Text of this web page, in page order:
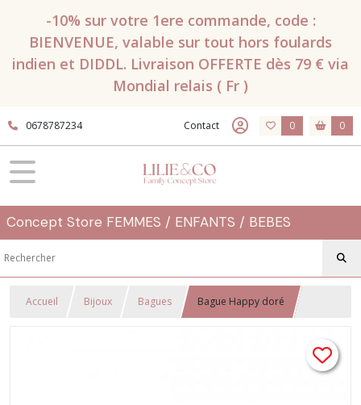
-10% sur votre 1ere commande, code :
BIENVENUE, valable sur tout hors foulards
indien et DIDDL. Livraison OFFERTE dès 79 € via
Mondial relais ( Fr )
0678787234 Contact 0 0
Concept Store FEMMES / ENFANTS / BEBES
Accueil Bijoux Bagues Bague Happy doré